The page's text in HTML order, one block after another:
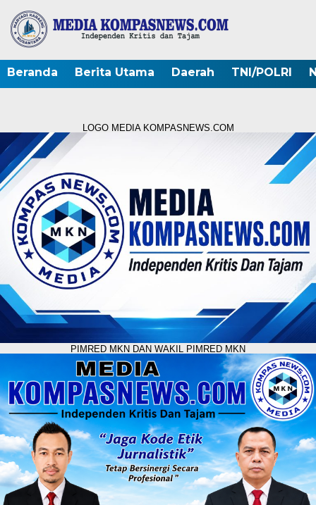
Beranda Berita Utama Daerah TNI/POLRI
LOGO MEDIA KOMPASNEWS.COM
PIMRED MKN DAN WAKIL PIMRED MKN